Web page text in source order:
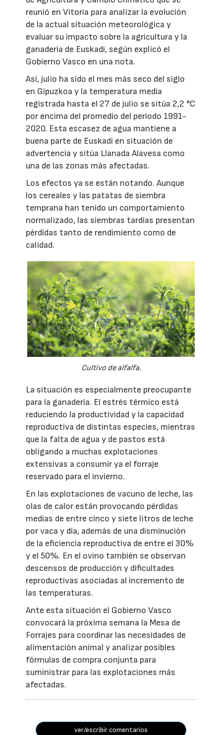
reunió en Vitoria para analizar la evolución
de la actual situación meteorológica y
evaluar su impacto sobre la agricultura y la
ganadería de Euskadi, según explicó el
Gobierno Vasco en una nota.
Así, julio ha sido el mes más seco del siglo
en Gipuzkoa y la temperatura media
registrada hasta el 27 de julio se sitúa 2,2 °C
por encima del promedio del periodo 1991-
2020. Esta escasez de agua mantiene a
buena parte de Euskadi en situación de
advertencia y sitúa Llanada Alavesa como
una de las zonas más afectadas.
Los efectos ya se están notando. Aunque
los cereales y las patatas de siembra
temprana han tenido un comportamiento
normalizado, las siembras tardías presentan
pérdidas tanto de rendimiento como de
calidad.
Cultivo de alfalfa.
La situación es especialmente preocupante
para la ganadería. El estrés térmico está
reduciendo la productividad y la capacidad
reproductiva de distintas especies, mientras
que la falta de agua y de pastos está
obligando a muchas explotaciones
extensivas a consumir ya el forraje
reservado para el invierno.
En las explotaciones de vacuno de leche, las
olas de calor están provocando pérdidas
medias de entre cinco y siete litros de leche
por vaca y día, además de una disminución
de la eficiencia reproductiva de entre el 30%
y el 50%. En el ovino también se observan
descensos de producción y dificultades
reproductivas asociadas al incremento de
las temperaturas.
Ante esta situación el Gobierno Vasco
convocará la próxima semana la Mesa de
Forrajes para coordinar las necesidades de
alimentación animal y analizar posibles
fórmulas de compra conjunta para
suministrar para las explotaciones más
afectadas.
ver/escribir comentarios